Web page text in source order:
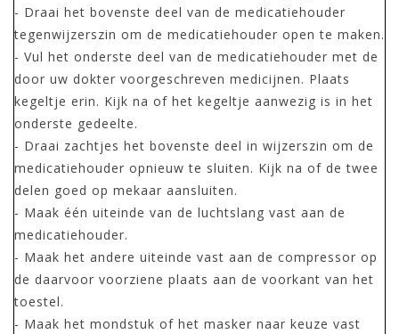
- Draai het bovenste deel van de medicatiehouder
tegenwijzerszin om de medicatiehouder open te maken.
- Vul het onderste deel van de medicatiehouder met de
door uw dokter voorgeschreven medicijnen. Plaats
kegeltje erin. Kijk na of het kegeltje aanwezig is in het
onderste gedeelte.
- Draai zachtjes het bovenste deel in wijzerszin om de
medicatiehouder opnieuw te sluiten. Kijk na of de twee
delen goed op mekaar aansluiten.
- Maak één uiteinde van de luchtslang vast aan de
medicatiehouder.
- Maak het andere uiteinde vast aan de compressor op
de daarvoor voorziene plaats aan de voorkant van het
toestel.
- Maak het mondstuk of het masker naar keuze vast